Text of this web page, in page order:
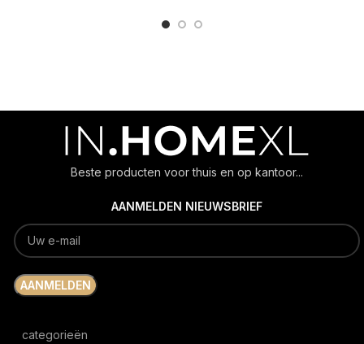
Beste producten voor thuis en op kantoor...
AANMELDEN NIEUWSBRIEF
categorieën